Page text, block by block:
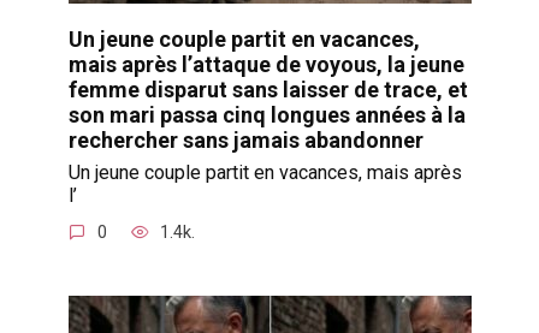
Un jeune couple partit en vacances,
mais après l’attaque de voyous, la jeune
femme disparut sans laisser de trace, et
son mari passa cinq longues années à la
rechercher sans jamais abandonner
Un jeune couple partit en vacances, mais après
l’
0 1.4k.